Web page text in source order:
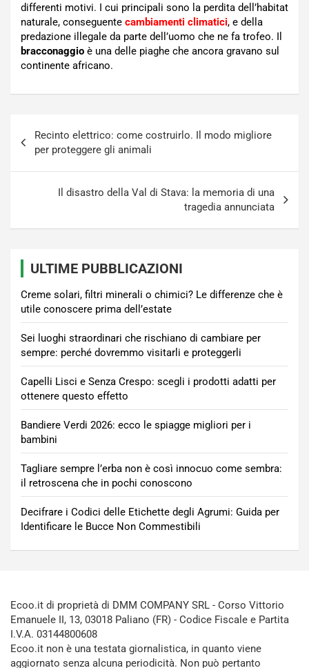
differenti motivi. I cui principali sono la perdita dell’habitat
naturale, conseguente cambiamenti climatici, e della
predazione illegale da parte dell’uomo che ne fa trofeo. Il
bracconaggio è una delle piaghe che ancora gravano sul
continente africano.
articoli
Recinto elettrico: come costruirlo. Il modo migliore
per proteggere gli animali
Il disastro della Val di Stava: la memoria di una
tragedia annunciata
ULTIME PUBBLICAZIONI
Creme solari, filtri minerali o chimici? Le differenze che è
utile conoscere prima dell’estate
Sei luoghi straordinari che rischiano di cambiare per
sempre: perché dovremmo visitarli e proteggerli
Capelli Lisci e Senza Crespo: scegli i prodotti adatti per
ottenere questo effetto
Bandiere Verdi 2026: ecco le spiagge migliori per i
bambini
Tagliare sempre l’erba non è così innocuo come sembra:
il retroscena che in pochi conoscono
Decifrare i Codici delle Etichette degli Agrumi: Guida per
Identificare le Bucce Non Commestibili
Ecoo.it di proprietà di DMM COMPANY SRL - Corso Vittorio
Emanuele II, 13, 03018 Paliano (FR) - Codice Fiscale e Partita
I.V.A. 03144800608
Ecoo.it non è una testata giornalistica, in quanto viene
aggiornato senza alcuna periodicità. Non può pertanto